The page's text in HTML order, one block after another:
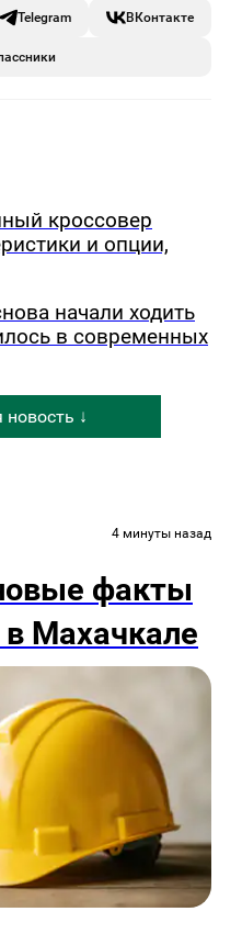
Telegram ВКонтакте
кроссовер
и опции,
начали ходить
в современных
↓
4 минуты назад
факты
Махачкале